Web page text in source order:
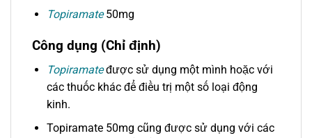
Topiramate50mg
Công dụng (Chỉ định)
Topiramateđược sử dụng một mình hoặc với
các thuốc khác để điều trị một số loại động
kinh.
Topiramate 50mg cũng được sử dụng với các